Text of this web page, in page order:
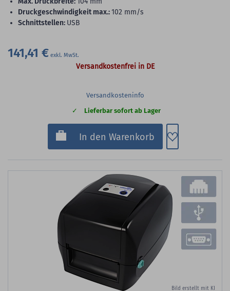
Druckgeschwindigkeit max.:102 mm/s
Schnittstellen: USB
141,41 €
Versandkostenfrei in DE
Versandkosteninfo
Lieferbar sofort ab Lager
In den Warenkorb Zum
Bild erstellt mit KI